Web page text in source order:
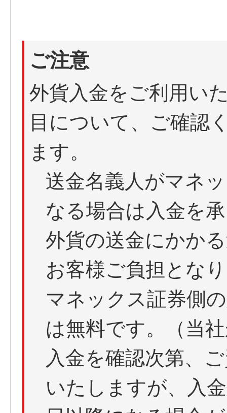
ご注意
外貨入金をご利用い
目について、ご確認
ます。
送金名義人がマネ
なる場合は入金を
外貨の送金にかか
お客様ご負担とな
マネックス証券側
は無料です。（当
入金を確認次第、
いたしますが、入